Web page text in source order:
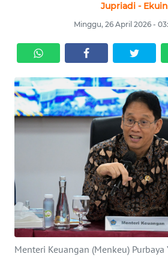
Jupriadi - Ekuin
Minggu, 26 April 2026 -
Menteri Keuangan (Menkeu) Purbaya
KRIMINAL
EKUIN
SAINS-TEKNO
INTERNASIONAL
SERBA-SERBI
PENDIDIKAN